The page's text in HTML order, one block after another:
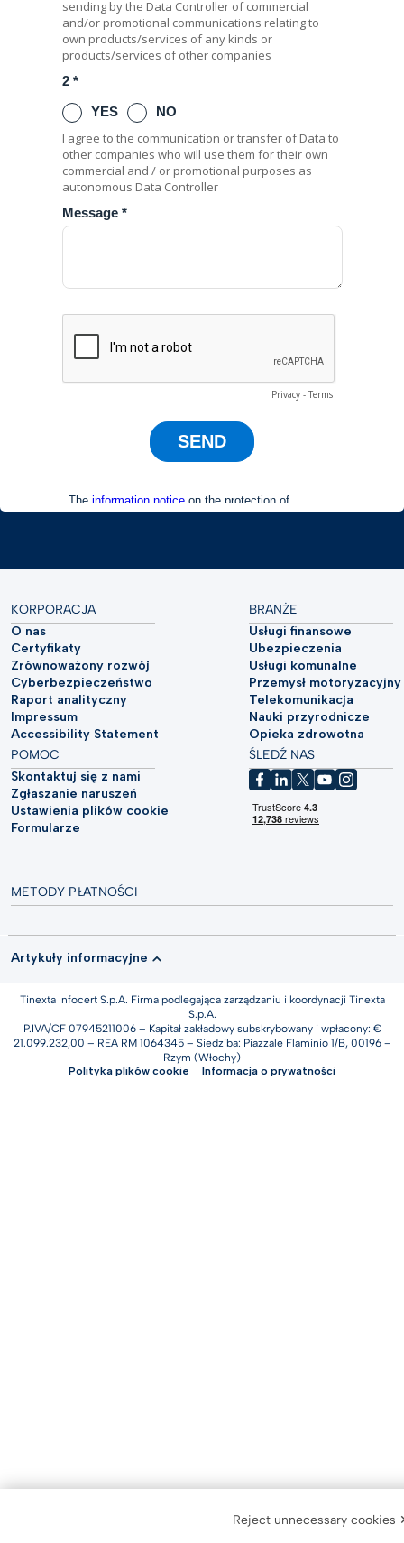
KORPORACJA
O nas
Certyfikaty
Zrównoważony rozwój
Cyberbezpieczeństwo
Raport analityczny
Impressum
Accessibility Statement
BRANŻE
Usługi finansowe
Ubezpieczenia
Usługi komunalne
Przemysł motoryzacyjny
Telekomunikacja
Nauki przyrodnicze
Opieka zdrowotna
POMOC
Skontaktuj się z nami
Zgłaszanie naruszeń
Ustawienia plików cookie
Formularze
ŚLEDŹ NAS
METODY PŁATNOŚCI
Artykuły informacyjne
Tinexta Infocert S.p.A. Firma podlegająca zarządzaniu i koordynacji Tinexta
S.p.A.
P.IVA/CF 07945211006 – Kapitał zakładowy subskrybowany i wpłacony: €
21.099.232,00 – REA RM 1064345 – Siedziba: Piazzale Flaminio 1/B, 00196 –
Rzym (Włochy)
Polityka plików cookie
Informacja o prywatności
Reject unnecessary cookies